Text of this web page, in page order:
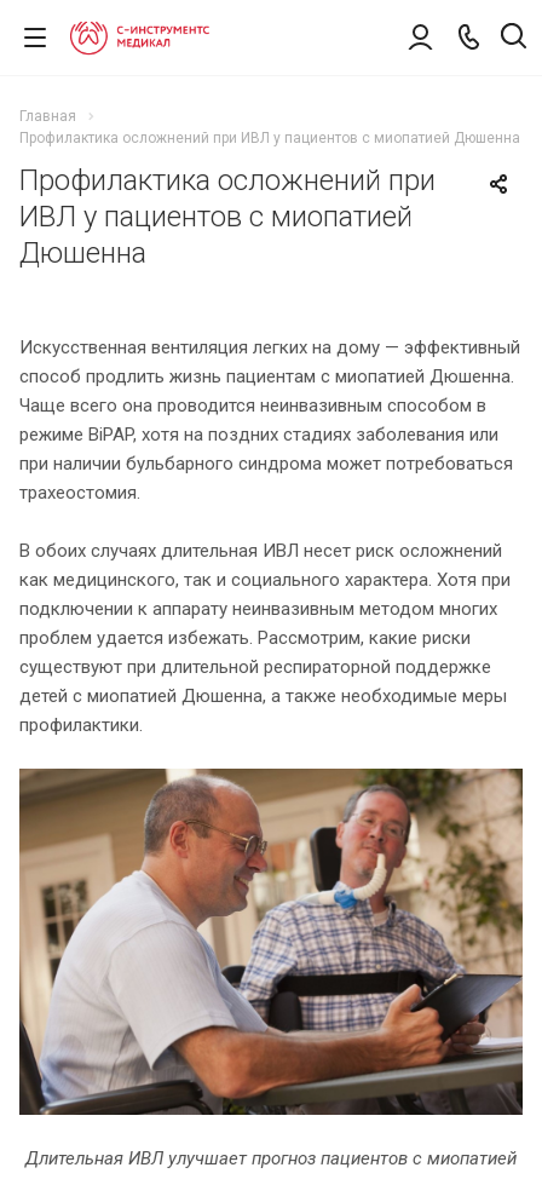
Главная
Профилактика осложнений при ИВЛ у пациентов с миопатией Дюшенна
Профилактика осложнений при
ИВЛ у пациентов с миопатией
Дюшенна
Искусственная вентиляция легких на дому — эффективный
способ продлить жизнь пациентам с миопатией Дюшенна.
Чаще всего она проводится неинвазивным способом в
режиме BiPAP, хотя на поздних стадиях заболевания или
при наличии бульбарного синдрома может потребоваться
трахеостомия.
В обоих случаях длительная ИВЛ несет риск осложнений
как медицинского, так и социального характера. Хотя при
подключении к аппарату неинвазивным методом многих
проблем удается избежать. Рассмотрим, какие риски
существуют при длительной респираторной поддержке
детей с миопатией Дюшенна, а также необходимые меры
профилактики.
Длительная ИВЛ улучшает прогноз пациентов с миопатией